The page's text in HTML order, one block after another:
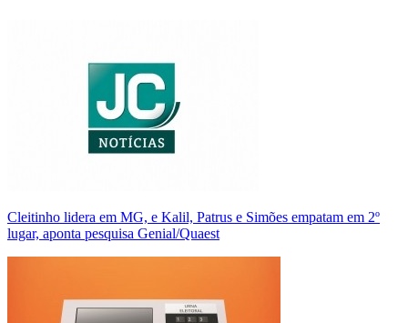
Cleitinho lidera em MG, e Kalil, Patrus e Simões empatam em 2º
lugar, aponta pesquisa Genial/Quaest